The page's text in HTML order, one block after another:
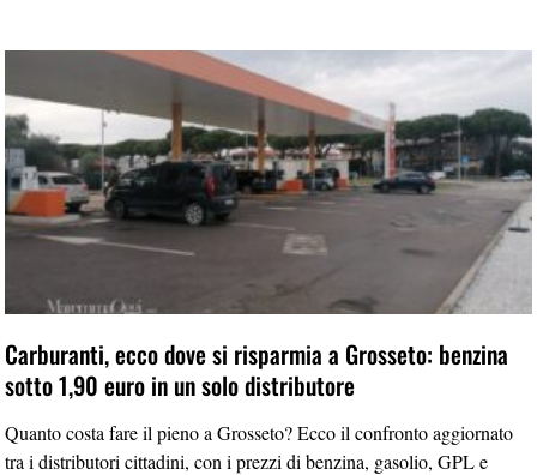
Carburanti, ecco dove si risparmia a Grosseto: benzina
sotto 1,90 euro in un solo distributore
Quanto costa fare il pieno a Grosseto? Ecco il confronto aggiornato
tra i distributori cittadini, con i prezzi di benzina, gasolio, GPL e